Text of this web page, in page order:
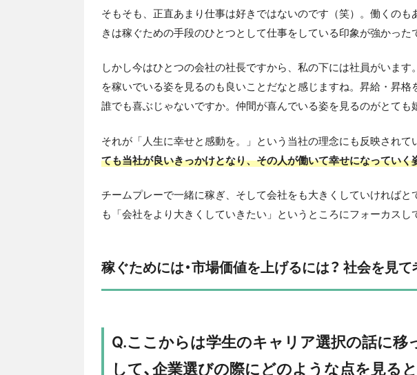
そもそも、正直あまり仕事は好きではないのです（笑）。働くの
きは稼ぐための手段のひとつとして仕事をしている印象が強かった
しかし今はひとつの会社の社長ですから、私の下には社員がいま
を稼いでいる姿を見るのも良いことだなと感じますね。昇給・昇格
誰でも喜ぶじゃないですか。仲間が喜んでいる姿を見るのがとても
それが「人生に幸せと感動を。」という当社の理念にも反映されて
ても当社が良いきっかけとなり、その人が働いて幸せになっていく
チームプレーで一緒に稼ぎ、そして会社をも大きくしていければと
も「会社をより大きくしていきたい」というところにフォーカスし
稼ぐためには・市場価値を上げるには？ 社会を見
Q.ここからは学生のキャリア選択の話に移
して、企業選びの際にどのような点を見る